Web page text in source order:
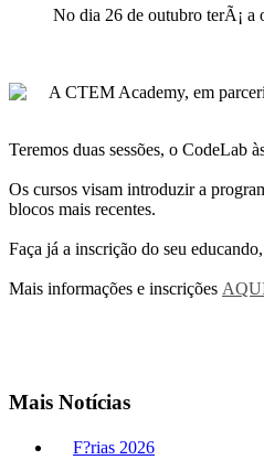
No dia 26 de outubro terÃ¡ a
A CTEM Academy, em
Teremos duas sessões, o CodeLab
Os cursos visam introduzir a
blocos mais recentes.
Faça já a inscrição do seu
Mais informações e inscrições
Mais Notícias
F?rias 2026